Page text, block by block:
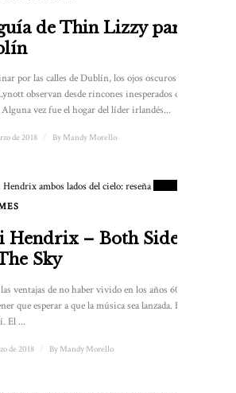
de Thin Lizzy para
por las calles de Dublín, los ojos oscuros de
observan desde rincones inesperados de la
vez fue el hogar del líder irlandés...
de 2018 By Mandy Morello
PUNTUACIÓN
Hendrix – Both Sides
Sky
ventajas de no haber vivido en los años 60 y 70
que esperar a que la música sea lanzada. Está
El ...
de 2018 By Mandy Morello